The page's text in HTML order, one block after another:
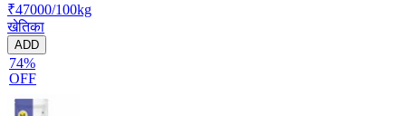
₹47000/100kg
खेतिका
ADD
74%
OFF